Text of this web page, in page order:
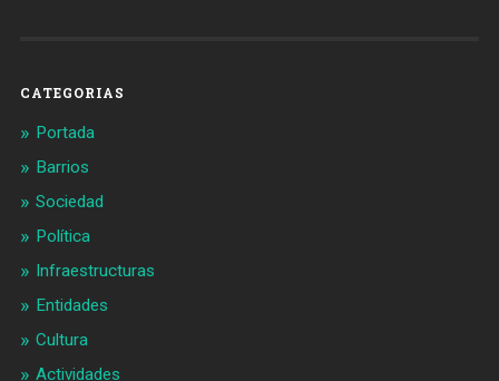
CATEGORIAS
Portada
Barrios
Sociedad
Política
Infraestructuras
Entidades
Cultura
Actividades